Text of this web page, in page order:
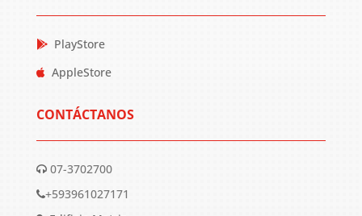
PlayStore
AppleStore
CONTÁCTANOS
07-3702700
+593961027171